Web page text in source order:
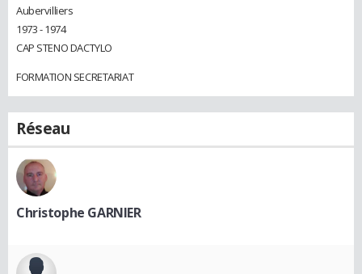
Aubervilliers
1973 - 1974
CAP STENO DACTYLO
FORMATION SECRETARIAT
Réseau
Christophe GARNIER